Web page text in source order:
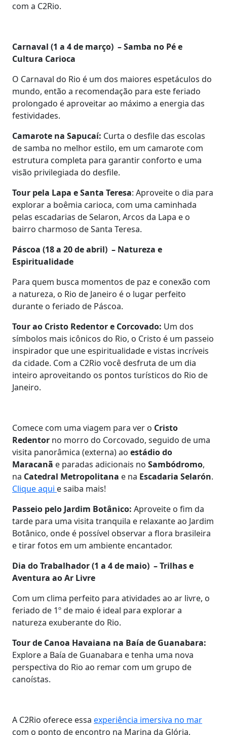
com a C2Rio.
Carnaval (1 a 4 de março) – Samba no Pé e
Cultura Carioca
O Carnaval do Rio é um dos maiores espetáculos do
mundo, então a recomendação para este feriado
prolongado é aproveitar ao máximo a energia das
festividades.
Camarote na Sapucaí: Curta o desfile das escolas
de samba no melhor estilo, em um camarote com
estrutura completa para garantir conforto e uma
visão privilegiada do desfile.
Tour pela Lapa e Santa Teresa: Aproveite o dia para
explorar a boêmia carioca, com uma caminhada
pelas escadarias de Selaron, Arcos da Lapa e o
bairro charmoso de Santa Teresa.
Páscoa (18 a 20 de abril) – Natureza e
Espiritualidade
Para quem busca momentos de paz e conexão com
a natureza, o Rio de Janeiro é o lugar perfeito
durante o feriado de Páscoa.
Tour ao Cristo Redentor e Corcovado: Um dos
símbolos mais icônicos do Rio, o Cristo é um passeio
inspirador que une espiritualidade e vistas incríveis
da cidade. Com a C2Rio você desfruta de um dia
inteiro aproveitando os pontos turísticos do Rio de
Janeiro.
Comece com uma viagem para ver o Cristo
Redentor no morro do Corcovado, seguido de uma
visita panorâmica (externa) ao estádio do
Maracanã e paradas adicionais no Sambódromo,
na Catedral Metropolitana e na Escadaria Selarón.
Clique aqui e saiba mais!
Passeio pelo Jardim Botânico: Aproveite o fim da
tarde para uma visita tranquila e relaxante ao Jardim
Botânico, onde é possível observar a flora brasileira
e tirar fotos em um ambiente encantador.
Dia do Trabalhador (1 a 4 de maio) – Trilhas e
Aventura ao Ar Livre
Com um clima perfeito para atividades ao ar livre, o
feriado de 1º de maio é ideal para explorar a
natureza exuberante do Rio.
Tour de Canoa Havaiana na Baía de Guanabara:
Explore a Baía de Guanabara e tenha uma nova
perspectiva do Rio ao remar com um grupo de
canoístas.
A C2Rio oferece essa experiência imersiva no mar
com o ponto de encontro na Marina da Glória,